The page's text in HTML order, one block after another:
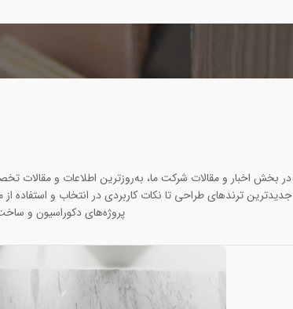
در بخش اخبار و مقالات شرکت ما، به‌روزترین اطلاعات و مقالات
جدیدترین ترندهای طراحی تا نکات کاربردی در انتخاب و استفاده
پروژه‌های دکوراسیون و